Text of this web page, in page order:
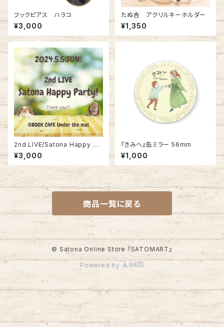
フックピアス ハラコ
¥3,000
たぬ吉 アクリルキーホルダー
¥1,350
2nd LIVE/Satona Happy Pa
rty!(録画データ）
¥3,000
『きみへ』缶ミラー 56mm
¥1,000
商品一覧に戻る
© Satona Online Store 『SATOMART』
Powered by